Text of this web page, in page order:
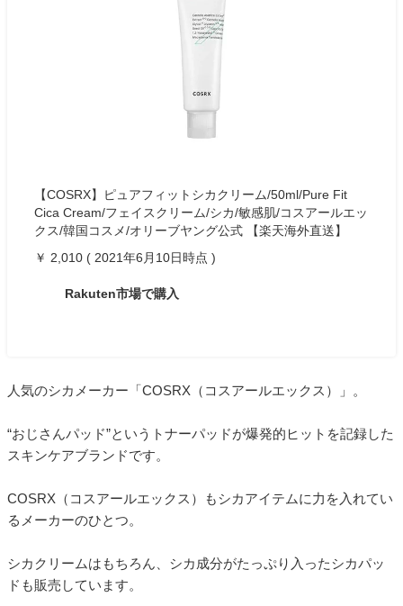
【COSRX】ピュアフィットシカクリーム/50ml/Pure Fit
Cica Cream/フェイスクリーム/シカ/敏感肌/コスアールエッ
クス/韓国コスメ/オリーブヤング公式 【楽天海外直送】
￥ 2,010 ( 2021年6月10日時点 )
Rakuten市場で購入
人気のシカメーカー「COSRX（コスアールエックス）」。
“おじさんパッド”というトナーパッドが爆発的ヒットを記録した
スキンケアブランドです。
COSRX（コスアールエックス）もシカアイテムに力を入れてい
るメーカーのひとつ。
シカクリームはもちろん、シカ成分がたっぷり入ったシカパッ
ドも販売しています。